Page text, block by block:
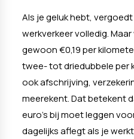
Als je geluk hebt,
werkverkeer volledig.
gewoon €0,19 per
twee- tot driedubbele per
ook afschrijving,
meerekent. Dat betekent
euro’s bij moet leggen
dagelijks aflegt als je